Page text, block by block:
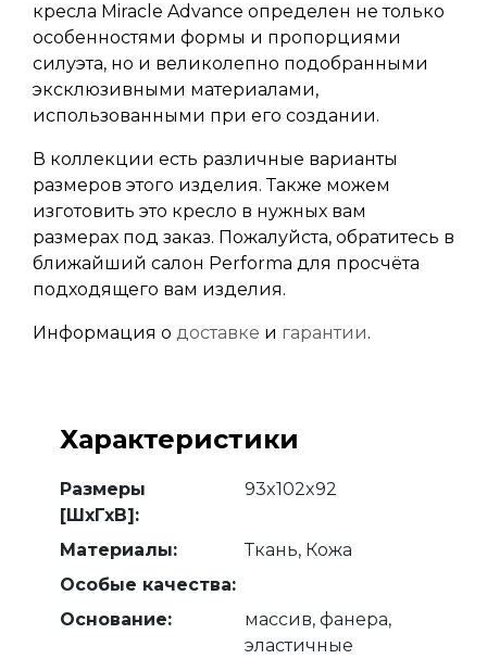
кресла Miracle Advance определен не только
особенностями формы и пропорциями
силуэта, но и великолепно подобранными
эксклюзивными материалами,
использованными при его создании.
В коллекции есть различные варианты
размеров этого изделия. Также можем
изготовить это кресло в нужных вам
размерах под заказ. Пожалуйста, обратитесь в
ближайший салон Performa для просчёта
подходящего вам изделия.
Информация о доставке и гарантии.
Характеристики
Размеры
[ШхГхВ]:
93x102x92
Материалы:
Ткань, Кожа
Особые качества:
Основание:
массив, фанера,
эластичные